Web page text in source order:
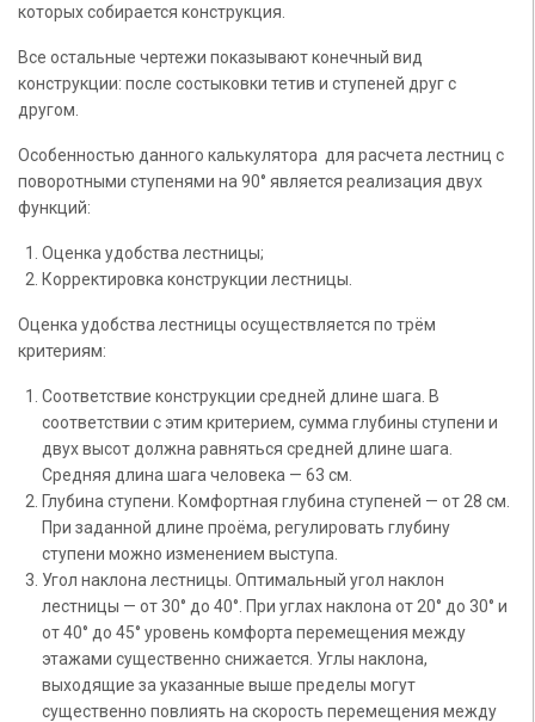
которых собирается конструкция.
Все остальные чертежи показывают конечный вид
конструкции: после состыковки тетив и ступеней друг с
другом.
Особенностью данного калькулятора для расчета лестниц с
поворотными ступенями на 90° является реализация двух
функций:
Оценка удобства лестницы;
Корректировка конструкции лестницы.
Оценка удобства лестницы осуществляется по трём
критериям:
Соответствие конструкции средней длине шага. В
соответствии с этим критерием, сумма глубины ступени и
двух высот должна равняться средней длине шага.
Средняя длина шага человека — 63 см.
Глубина ступени. Комфортная глубина ступеней — от 28 см.
При заданной длине проёма, регулировать глубину
ступени можно изменением выступа.
Угол наклона лестницы. Оптимальный угол наклон
лестницы — от 30° до 40°. При углах наклона от 20° до 30° и
от 40° до 45° уровень комфорта перемещения между
этажами существенно снижается. Углы наклона,
выходящие за указанные выше пределы могут
существенно повлиять на скорость перемещения между